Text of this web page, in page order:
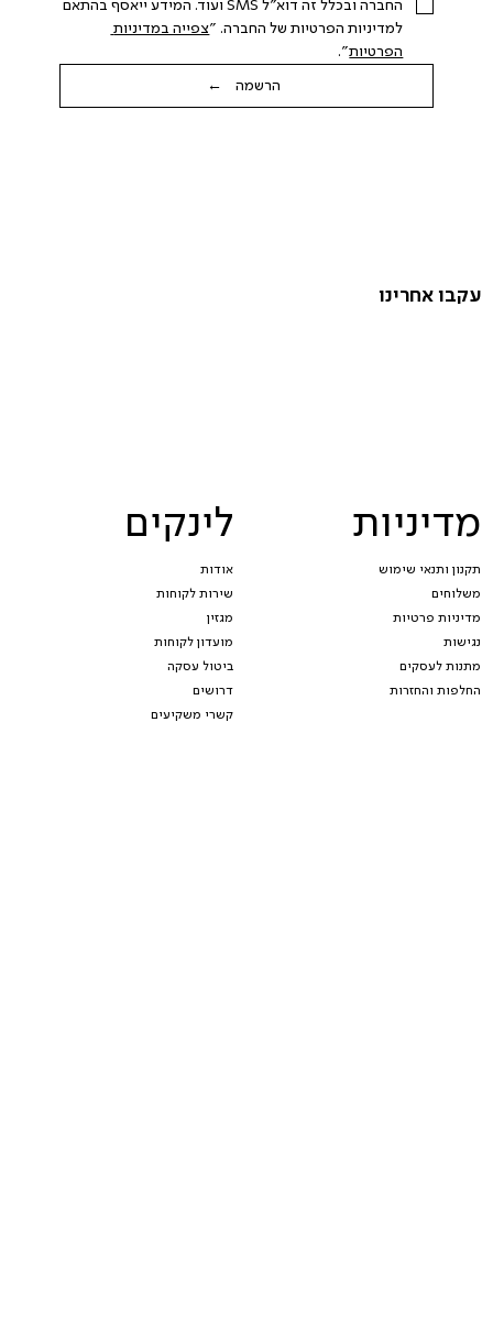
מדיניות
תקנון ותנאי שימוש
משלוחים
מדיניות פרטיות
נגישות
מתנות לעסקים
החלפות והחזרות
לינקים
אודות
שירות לקוחות
מגזין
מועדון לקוחות
ביטול עסקה
דרושים
קשרי משקיעים
עקבו אחרינו
החברה ובכלל זה דוא"ל SMS ועוד. המידע ייאסף בהתאם
למדיניות הפרטיות של החברה. "
צפייה במדיניות
הפרטיות".
הרשמה ←